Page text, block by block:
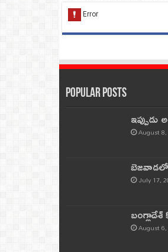
Popular Posts
August
బెజవాడలో
July 17,
August